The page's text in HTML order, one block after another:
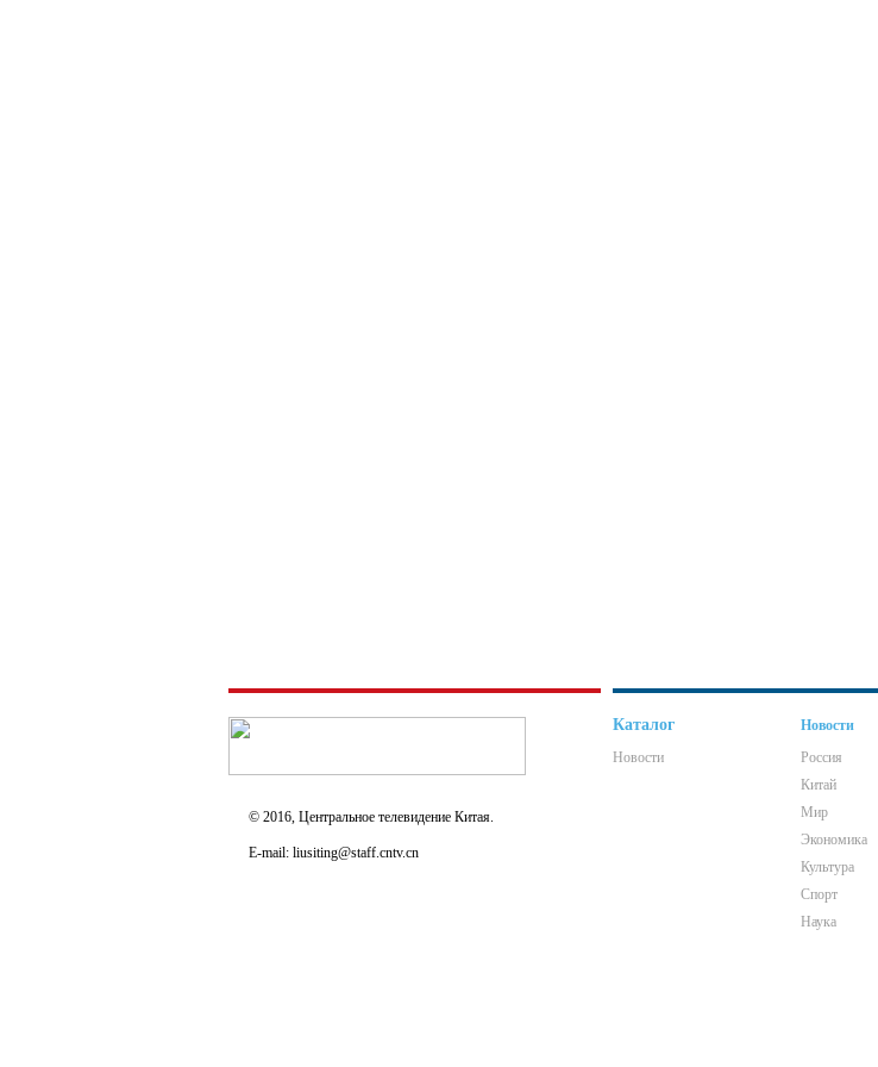
© 2016, Центральное телевидение Китая.
E-mail: liusiting@staff.cntv.cn
Каталог
Новости
Новости
Россия
Китай
Мир
Экономика
Культура
Спорт
Наука